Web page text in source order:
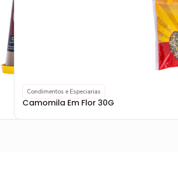
Condimentos e Especiarias
Camomila Em Flor 30G